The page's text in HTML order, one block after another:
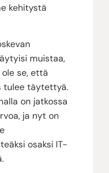
kehitystä
muistaa,
se, että
tulee täytettyä.
on jatkossa
ja nyt on
osaksi IT-